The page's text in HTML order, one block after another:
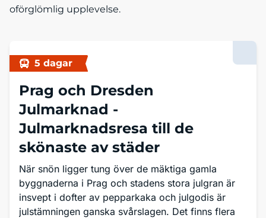
oförglömlig upplevelse.
5 dagar
Prag och Dresden
Julmarknad -
Julmarknadsresa till de
skönaste av städer
När snön ligger tung över de mäktiga gamla
byggnaderna i Prag och stadens stora julgran är
insvept i dofter av pepparkaka och julgodis är
julstämningen ganska svårslagen. Det finns flera